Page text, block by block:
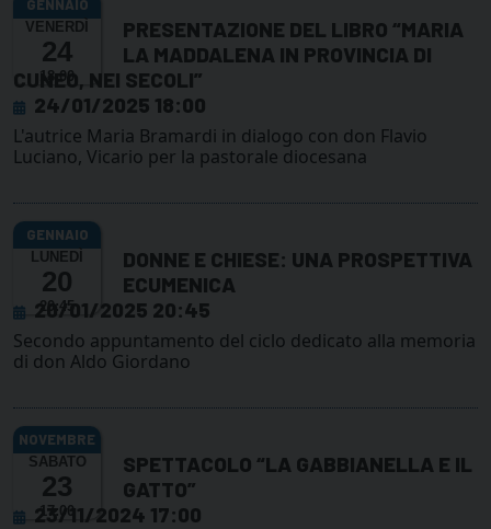
VENERDÌ
24
18:00
PRESENTAZIONE DEL LIBRO “MARIA
LA MADDALENA IN PROVINCIA DI
CUNEO, NEI SECOLI”
24/01/2025 18:00
L'autrice Maria Bramardi in dialogo con don Flavio
Luciano, Vicario per la pastorale diocesana
LUNEDÌ
20
20:45
DONNE E CHIESE: UNA PROSPETTIVA
ECUMENICA
20/01/2025 20:45
Secondo appuntamento del ciclo dedicato alla memoria
di don Aldo Giordano
SABATO
23
17:00
SPETTACOLO “LA GABBIANELLA E IL
GATTO”
23/11/2024 17:00